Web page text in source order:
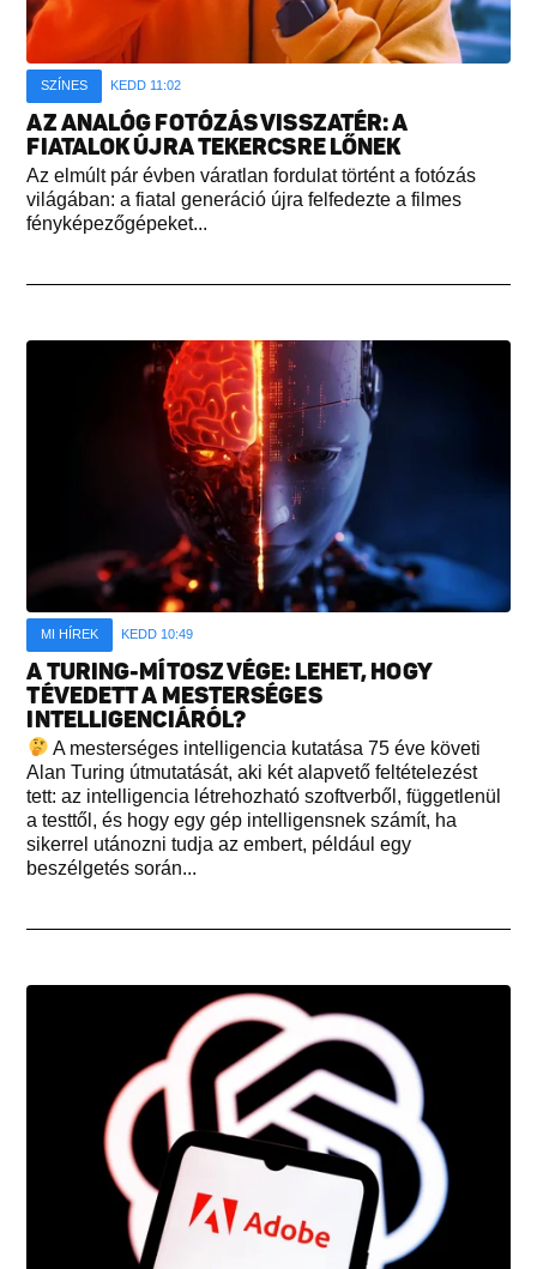
SZÍNES KEDD 11:02
AZ ANALÓG FOTÓZÁS VISSZATÉR: A
FIATALOK ÚJRA TEKERCSRE LŐNEK
Az elmúlt pár évben váratlan fordulat történt a fotózás
világában: a fiatal generáció újra felfedezte a filmes
fényképezőgépeket...
MI HÍREK KEDD 10:49
A TURING-MÍTOSZ VÉGE: LEHET, HOGY
TÉVEDETT A MESTERSÉGES
INTELLIGENCIÁRÓL?
A mesterséges intelligencia kutatása 75 éve követi
Alan Turing útmutatását, aki két alapvető feltételezést
tett: az intelligencia létrehozható szoftverből, függetlenül
a testtől, és hogy egy gép intelligensnek számít, ha
sikerrel utánozni tudja az embert, például egy
beszélgetés során...